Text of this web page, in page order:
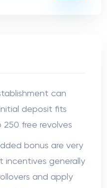
can
deposit fits
free revolves
bonus are very
incentives generally
and apply